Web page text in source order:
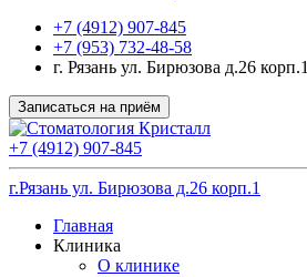
+7 (4912) 907-845
+7 (953) 732-48-58
г. Рязань ул. Бирюзова д.26 корп.1
Записаться на приём
+7 (4912) 907-845
г.Рязань ул. Бирюзова д.26 корп.1
Главная
Клиника
О клинике